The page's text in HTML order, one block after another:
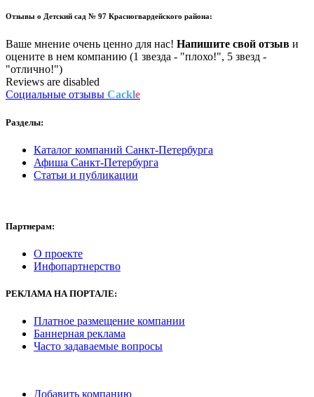
Отзывы о Детский сад № 97 Красногвардейского района:
Ваше мнение очень ценно для нас! Напишите свой отзыв и
оцените в нем компанию (1 звезда - "плохо!", 5 звезд -
"отлично!")
Reviews are disabled
Социальные отзывы Cackle
Разделы:
Каталог компаний Санкт-Петербурга
Афиша Санкт-Петербурга
Статьи и публикации
Партнерам:
О проекте
Инфопартнерство
РЕКЛАМАНА ПОРТАЛЕ:
Платное размещение компании
Баннерная реклама
Часто задаваемые вопросы
Добавить компанию